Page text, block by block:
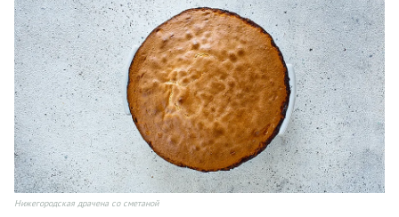
Нижегородская драчена со сметаной